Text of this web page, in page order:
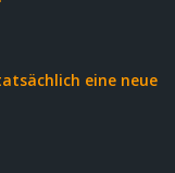
eine neue